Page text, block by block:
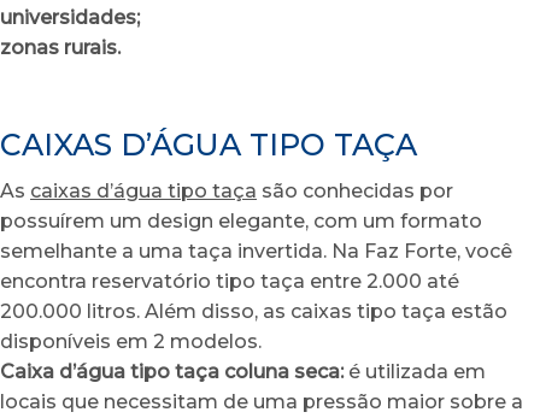
universidades;
zonas rurais.
CAIXAS D’ÁGUA TIPO TAÇA
As caixas d’água tipo taça são conhecidas por
possuírem um design elegante, com um formato
semelhante a uma taça invertida. Na Faz Forte, você
encontra reservatório tipo taça entre 2.000 até
200.000 litros. Além disso, as caixas tipo taça estão
disponíveis em 2 modelos.
Caixa d’água tipo taça coluna seca:é utilizada em
locais que necessitam de uma pressão maior sobre a